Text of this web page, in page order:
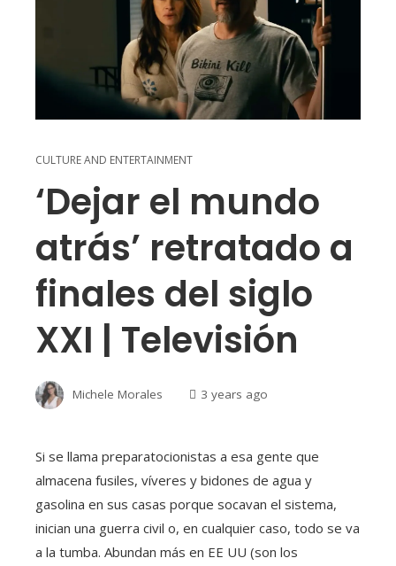
CULTURE AND ENTERTAINMENT
‘Dejar el mundo
atrás’ retratado a
finales del siglo
XXI | Televisión
Michele Morales 3 years ago
Si se llama preparatocionistas a esa gente que
almacena fusiles, víveres y bidones de agua y
gasolina en sus casas porque socavan el sistema,
inician una guerra civil o, en cualquier caso, todo se va
a la tumba. Abundan más en EE UU (son los